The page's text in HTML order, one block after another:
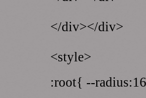
</div></div>
<style>
:root{ --